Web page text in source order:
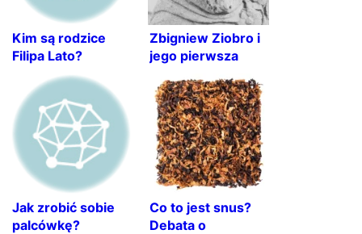
Kim są rodzice
Filipa Lato?
Ciekawostki o jego
rodzinie
Zbigniew Ziobro i
jego pierwsza
Kotecka-Ziobro
Jak zrobić sobie
palcówkę?
Co to jest snus?
Debata o